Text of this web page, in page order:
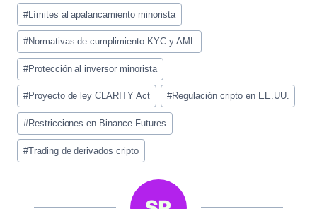
#Límites al apalancamiento minorista
#Normativas de cumplimiento KYC y AML
#Protección al inversor minorista
#Proyecto de ley CLARITY Act #Regulación cripto en EE.UU.
#Restricciones en Binance Futures
#Trading de derivados cripto